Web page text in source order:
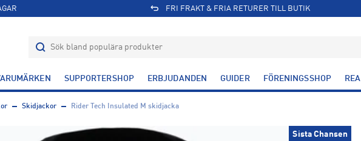
FRI FRAKT & FRIA RETURER TILL BUTIK
SUPPORTERSHOP ERBJUDANDEN GUIDER FÖRENINGSSHOP REA
Skidjackor Rider Tech Insulated M skidjacka
Sista Chansen